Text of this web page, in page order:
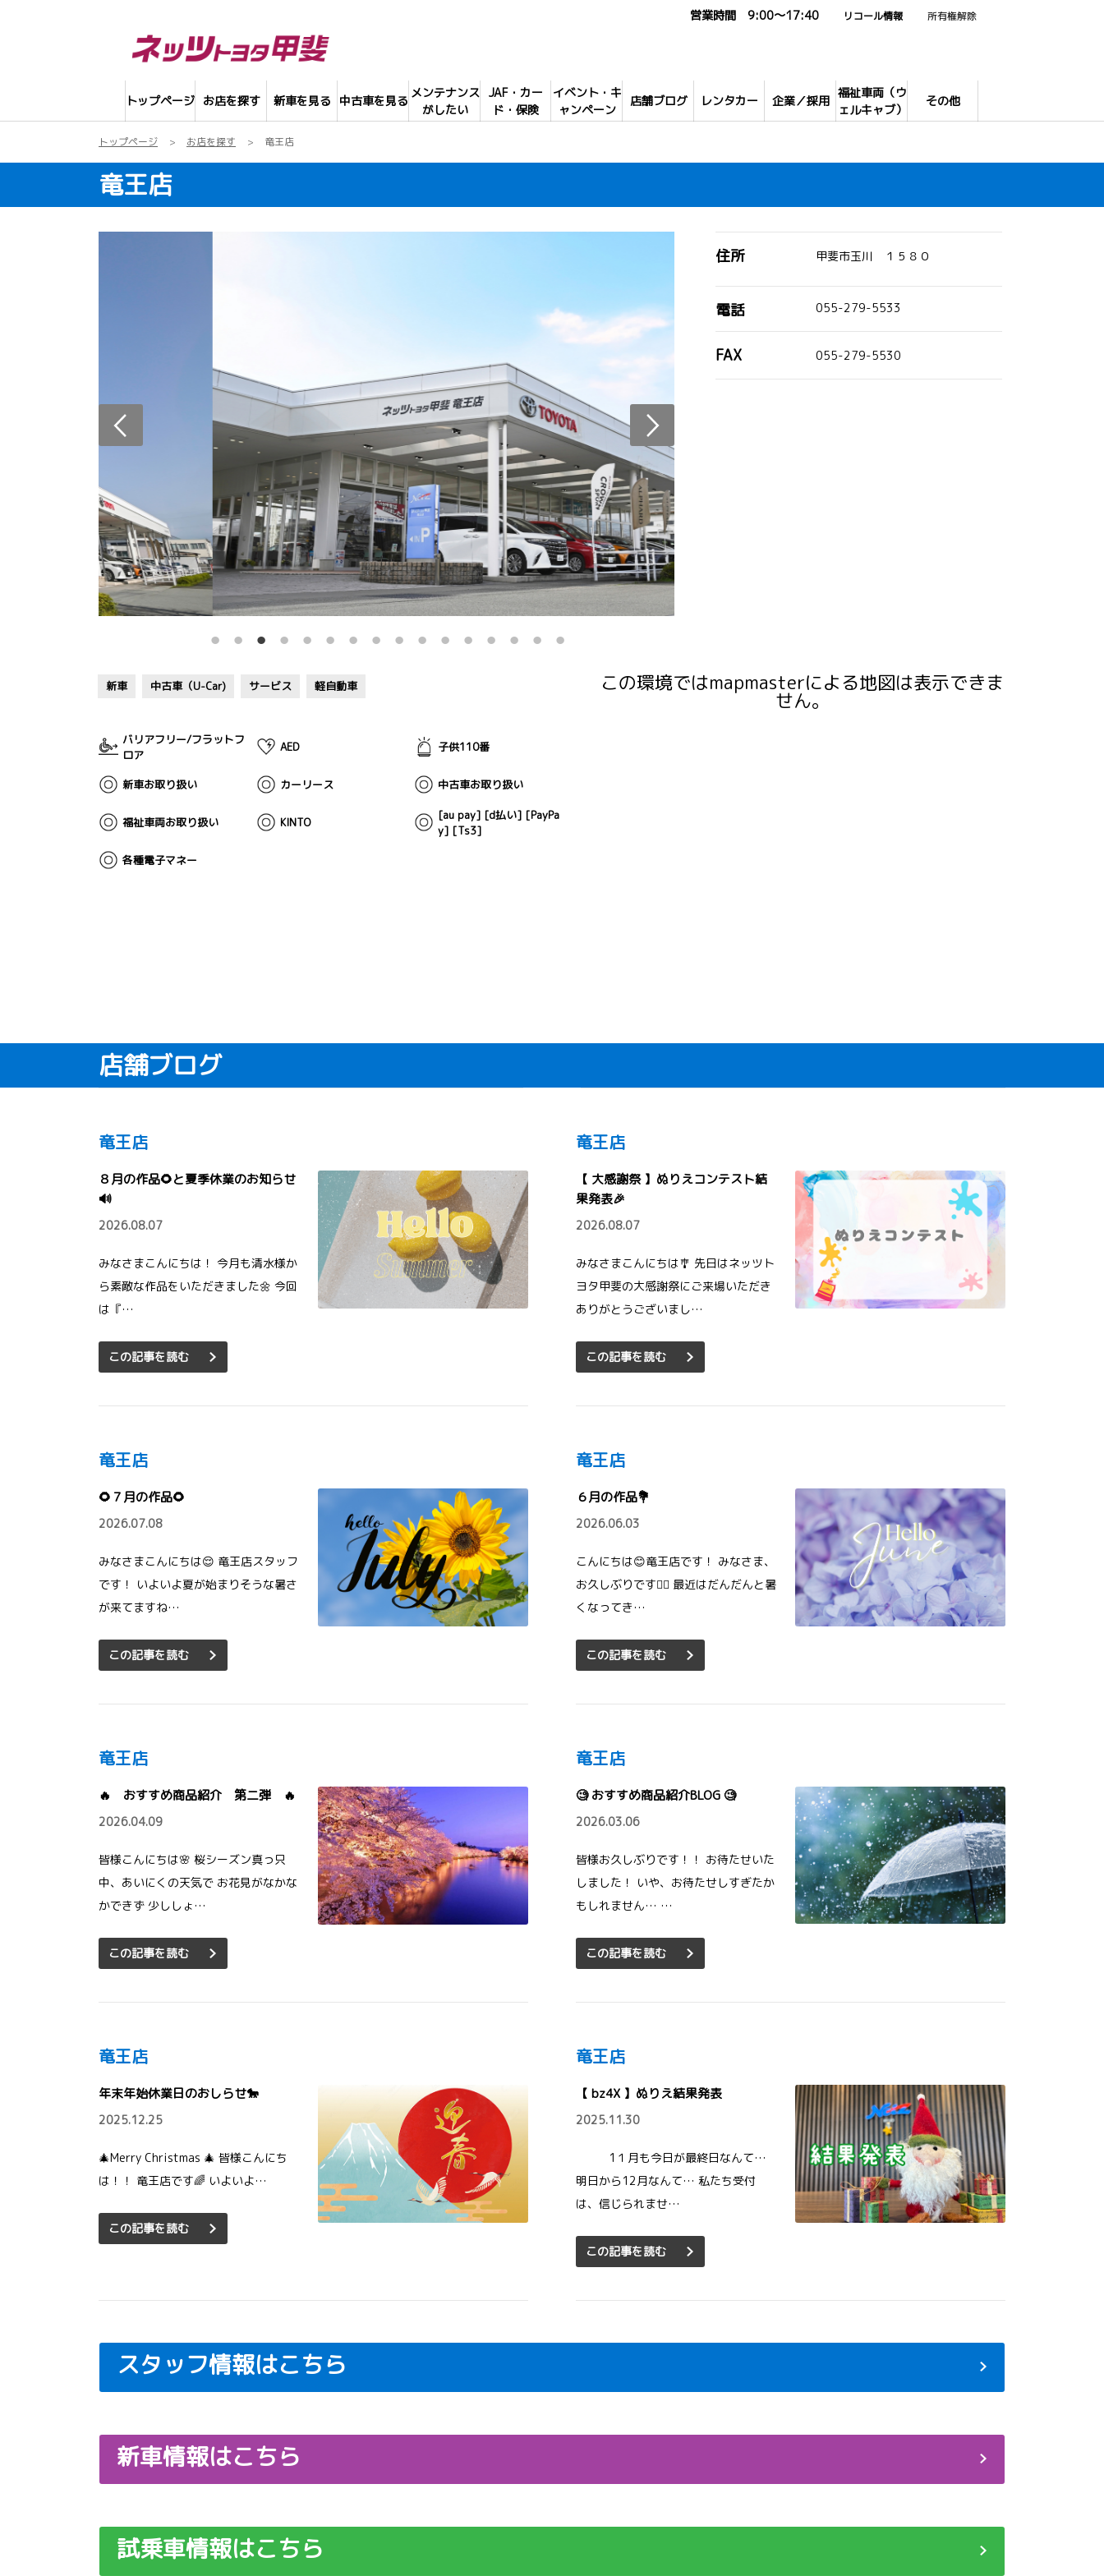
トップページ お店を探す 新車を見る 中古車を見る
メンテナンス
がしたい
JAF・カー
ド・保険
イベント・キ
ャンペーン
店舗ブログ レンタカー 企業／採用
福祉車両（ウ
ェルキャブ）
その他
営業時間 9:00～17:40 リコール情報 所有権解除
トップページ お店を探す 竜王店
竜王店
住所 甲斐市玉川 １５８０
電話 055-279-5533
FAX 055-279-5530
新車 中古車（U-Car) サービス 軽自動車
バリアフリー/フラットフ
ロア
AED 子供110番
新車お取り扱い カーリース 中古車お取り扱い
福祉車両お取り扱い KINTO
[au pay] [d払い] [PayPa
y] [Ts3]
各種電子マネー
この環境ではmapmasterによる地図は表示できま
せん。
店舗ブログ
竜王店
８月の作品🌻と夏季休業のお知らせ
🔊
2026.08.07
みなさまこんにちは！ 今月も清水様か
ら素敵な作品をいただきました🌼 今回
は『…
この記事を読む
竜王店
【 大感謝祭 】ぬりえコンテスト結
果発表🎉
2026.08.07
みなさまこんにちは🎐 先日はネッツト
ヨタ甲斐の大感謝祭にご来場いただき
ありがとうございまし…
この記事を読む
竜王店
🌻７月の作品🌻
2026.07.08
みなさまこんにちは😌 竜王店スタッフ
です！ いよいよ夏が始まりそうな暑さ
が来てますね…
この記事を読む
竜王店
６月の作品💐
2026.06.03
こんにちは😊竜王店です！ みなさま、
お久しぶりです🙂‍↕️ 最近はだんだんと暑
くなってき…
この記事を読む
竜王店
🔥 おすすめ商品紹介 第二弾 🔥
2026.04.09
皆様こんにちは🌸 桜シーズン真っ只
中、あいにくの天気で お花見がなかな
かできず 少ししょ…
この記事を読む
竜王店
🧐 おすすめ商品紹介BLOG 🧐
2026.03.06
皆様お久しぶりです！！ お待たせいた
しました！ いや、お待たせしすぎたか
もしれません… …
この記事を読む
竜王店
年末年始休業日のおしらせ🐎
2025.12.25
🎄Merry Christmas 🎄 皆様こんにち
は！！ 竜王店です🌈 いよいよ…
この記事を読む
竜王店
【 bz4X 】ぬりえ結果発表
2025.11.30
1１月も今日が最終日なんて…
明日から12月なんて… 私たち受付
は、信じられませ…
この記事を読む
スタッフ情報はこちら
新車情報はこちら
試乗車情報はこちら